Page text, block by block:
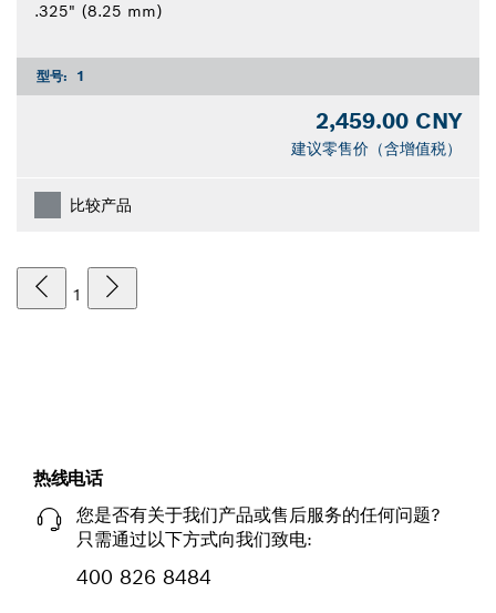
.325" (8.25 mm)
型号: 1
2,459.00 CNY
建议零售价（含增值税）
比较产品
1
热线电话
您是否有关于我们产品或售后服务的任何问题?
只需通过以下方式向我们致电:
400 826 8484